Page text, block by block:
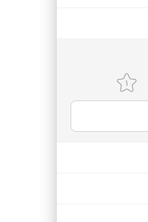
۱۰ تا ۲۰:۳۰
۱۰ تا ۲۰:۳۰